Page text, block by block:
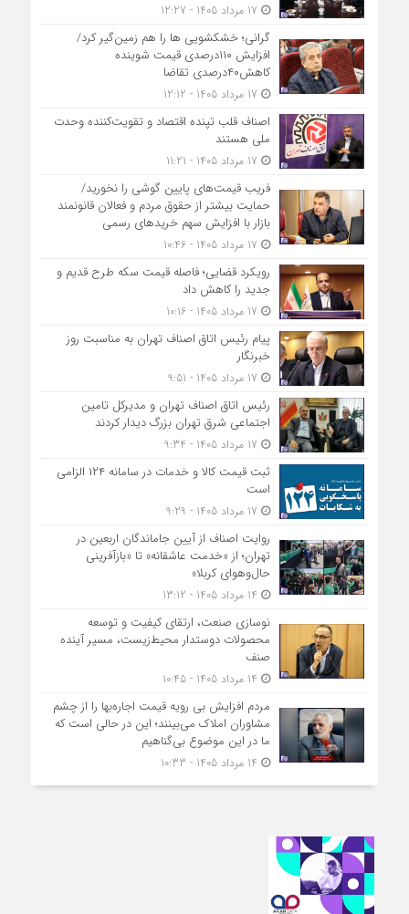
گرانی؛ خشکشویی‌ ها را هم زمین‌گیر کرد/
افزایش ۱۱۰درصدی قیمت شوینده
کاهش۴۰درصدی تقاضا
اصناف قلب تپنده اقتصاد و تقویت‌کننده وحدت
ملی هستند
فریب قیمت‌های پایین گوشی را نخورید/
حمایت بیشتر از حقوق مردم و فعالان قانونمند
بازار با افزایش سهم خریدهای رسمی
رویکرد قضایی؛ فاصله قیمت سکه طرح قدیم و
جدید را کاهش داد
پیام رئیس اتاق اصناف تهران به مناسبت روز
خبرنگار
رئیس اتاق اصناف تهران و مدیرکل تامین
اجتماعی شرق تهران بزرگ دیدار کردند
ثبت قیمت کالا و خدمات در سامانه ۱۲۴ الزامی
است
روایت اصناف از آیین جاماندگان اربعین در
تهران؛ از «خدمت عاشقانه» تا «بازآفرینی
حال‌وهوای کربلا»
نوسازی صنعت، ارتقای کیفیت و توسعه
محصولات دوستدار محیط‌زیست، مسیر آینده
صنف
مردم افزایش بی رویه قیمت اجاره‌بها را از چشم
مشاوران املاک می‌بینند؛ این در حالی است که
ما در این موضوع بی‌گناهیم